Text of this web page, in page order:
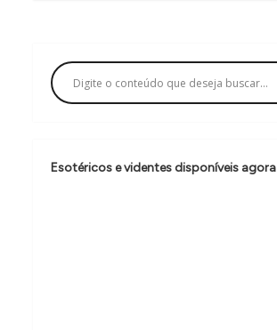
Esotéricos e videntes disponíveis agora